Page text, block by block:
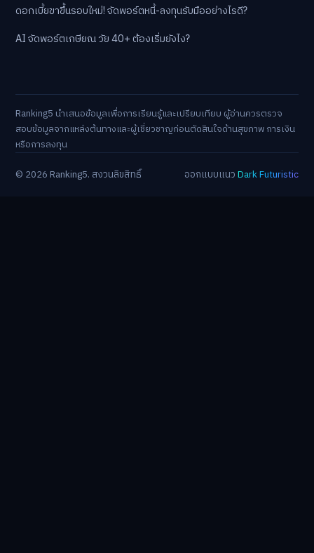
ดอกเบี้ยขาขึ้นรอบใหม่! จัดพอร์ตหนี้-ลงทุนรับมืออย่างไรดี?
AI จัดพอร์ตเกษียณ วัย 40+ ต้องเริ่มยังไง?
Ranking5 นำเสนอข้อมูลเพื่อการเรียนรู้และเปรียบเทียบ ผู้อ่านควรตรวจ
สอบข้อมูลจากแหล่งต้นทางและผู้เชี่ยวชาญก่อนตัดสินใจด้านสุขภาพ การเงิน
หรือการลงทุน
© 2026 Ranking5. สงวนลิขสิทธิ์
ออกแบบแนวDark Futuristic